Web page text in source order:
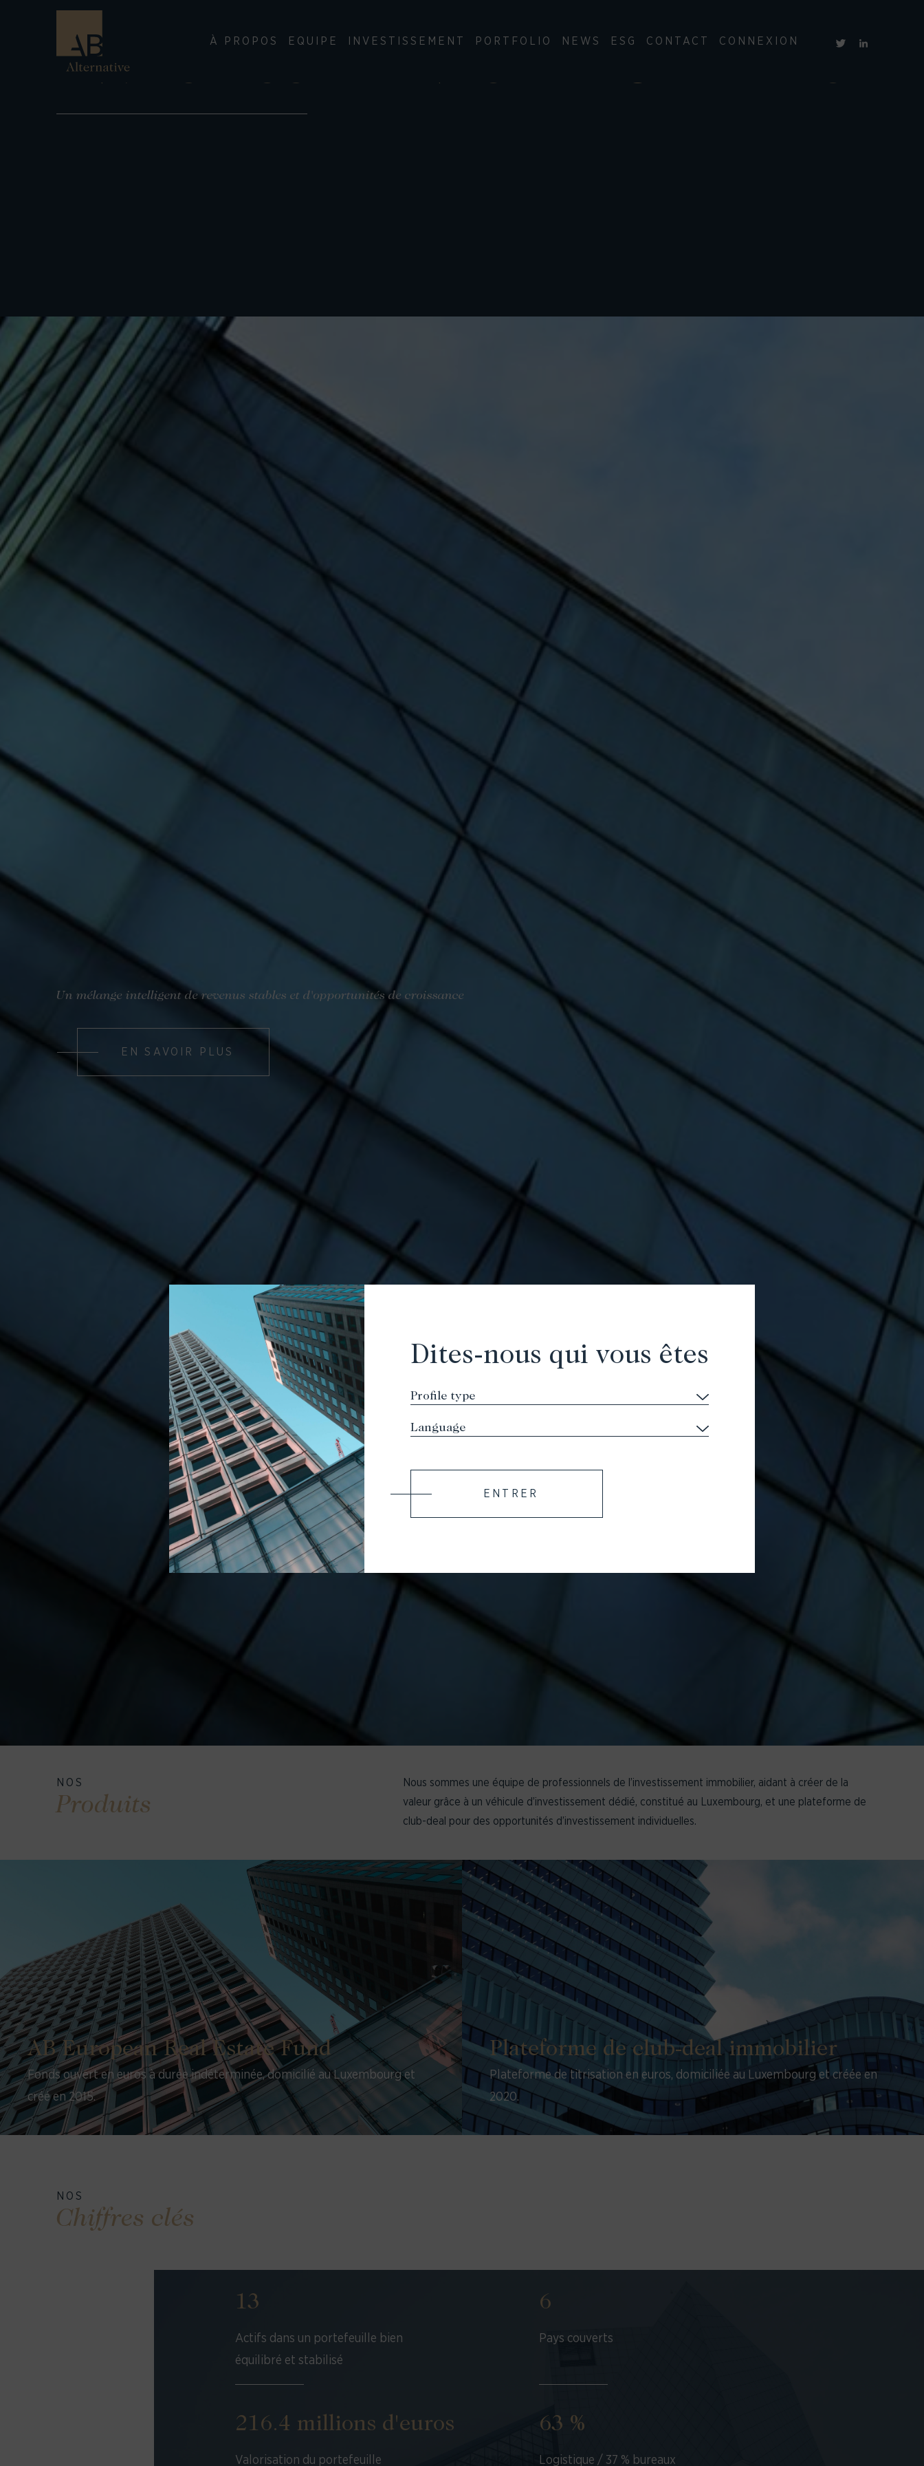
Dites-nous qui vous êtes
ENTRER
À PROPOS EQUIPE INVESTISSEMENT PORTFOLIO NEWS ESG CONTACT CONNEXION
INVESTISSEMENTS IMMOBILIERS
Un mélange intelligent de revenus stables et d'opportunités de croissance
EN SAVOIR PLUS
NOS
Produits
Nous sommes une équipe de professionnels de l’investissement immobilier, aidant à créer de la
valeur grâce à un véhicule d’investissement dédié, constitué au Luxembourg, et une plateforme de
club-deal pour des opportunités d’investissement individuelles.
AB European Real Estate Fund
Fonds ouvert en euros à durée indéterminée, domicilié au Luxembourg et
créé en 2015.
Plateforme de club-deal immobilier
Plateforme de titrisation en euros, domiciliée au Luxembourg et créée en
2020.
NOS
Chiffres clés
13
Actifs dans un portefeuille bien
équilibré et stabilisé
6
Pays couverts
216.4 millions d'euros
Valorisation du portefeuille
63 %
Logistique / 37 % bureaux